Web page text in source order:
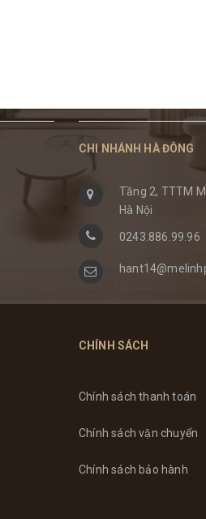
CHI NHÁNH HÀ ĐÔNG
Tầng 2, TTTM
Hà Nội
0243.886.99.96
CHÍNH SÁCH
Chính sách thanh toán
Chính sách vận chuyển
Chính sách bảo hành